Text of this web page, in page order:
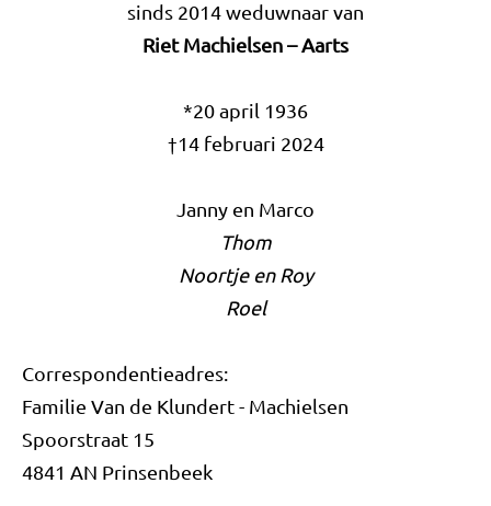
sinds 2014 weduwnaar van
Riet Machielsen – Aarts
*20 april 1936
†14 februari 2024
Janny en Marco
Thom
Noortje en Roy
Roel
Correspondentieadres:
Familie Van de Klundert - Machielsen
Spoorstraat 15
4841 AN Prinsenbeek